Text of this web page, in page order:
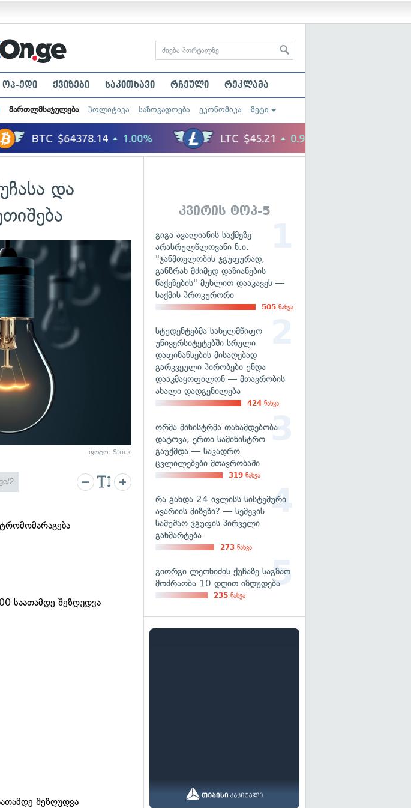
ოპ-ედი ქვიზები საკითხავი რჩეული რეკლამა
მართლმსაჯულება პოლიტიკა საზოგადოება ეკონომიკა მეტი
და
ფოტო: Stock
საათამდე შეზღუდვა
შეზღუდვა
კვირის ტოპ-5
გიგა ავალიანის საქმეზე
არასრულწლოვანი ნ.ი.
"ჯანმთელობის ჯგუფურად,
განზრახ მძიმედ დაზიანების
წაქეზების" მუხლით დააკავეს —
საქმის პროკურორი
505 ნახვა
სტუდენტებმა სახელმწიფო
უნივერსიტეტებში სრული
დაფინანსების მისაღებად
გარკვეული პირობები უნდა
დააკმაყოფილონ — მთავრობის
ახალი დადგენილება
424 ნახვა
ორმა მინისტრმა თანამდებობა
დატოვა, ერთი სამინისტრო
გაუქმდა — საკადრო
ცვლილებები მთავრობაში
319 ნახვა
რა გახდა 24 ივლისს სისტემური
ავარიის მიზეზი? — სემეკის
სამუშაო ჯგუფის პირველი
განმარტება
273 ნახვა
გიორგი ლეონიძის ქუჩაზე საგზაო
მოძრაობა 10 დღით იზღუდება
235 ნახვა